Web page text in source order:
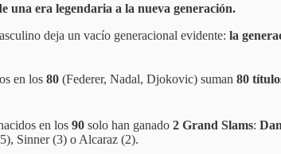
una era legendaria a la nueva generación.
deja un vacío generacional evidente: la
en los 80 (Federer, Nadal, Djokovic) suman 80
en los 90 solo han ganado 2 Grand Slams:
Sinner (3) o Alcaraz (2).